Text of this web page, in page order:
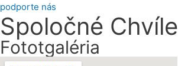
podporte nás
Spoločné Chvíle
Fototgaléria